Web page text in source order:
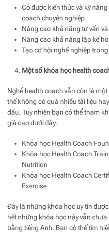
Có được kiến thức và kỹ
coach chuyên nghiệp
Nâng cao khả năng tư vấn
Nâng cao khả năng lập kế
Tạo cơ hội nghề nghiệp
Một số khóa học health
Nghề health coach vẫn còn là
thế không có quá nhiều tài liệu
đầu. Tuy nhiên bạn có thể tham
giá cao dưới đây:
Khóa học Health Coach
Khóa học Health Coach
Nutrition
Khóa học Health Coach
Exercise
Đây là những khóa học uy tín
hết những khóa học này vẫn
bằng tiếng Anh. Bạn có thể tìm